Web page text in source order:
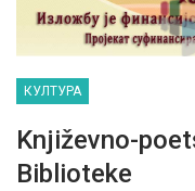
КУЛТУРА
Književno-
Biblioteke